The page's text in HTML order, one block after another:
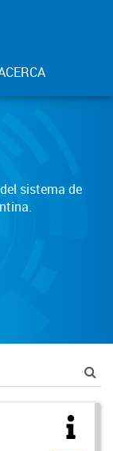
sistema de